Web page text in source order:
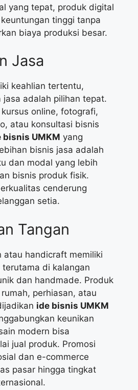
yang tepat, produk digital
tinggi tanpa
biaya produksi besar.
Jasa
keahlian tertentu,
jasa adalah pilihan tepat.
online, fotografi,
atau konsultasi bisnis
bisnis UMKM yang
bisnis jasa adalah
dan modal yang lebih
bisnis produk fisik.
cenderung
setia.
Tangan
atau handicraft memiliki
terutama di kalangan
dan handmade. Produk
perhiasan, atau
ide bisnis UMKM
keunikan
modern bisa
jual produk. Promosi
dan e-commerce
pasar hingga tingkat